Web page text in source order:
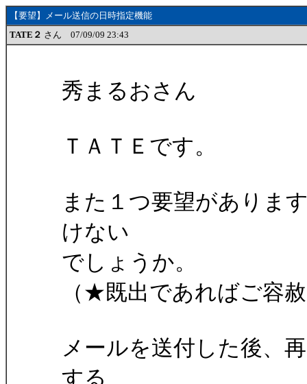
【要望】メール送信の日時指定機能
TATE２ さん 07/09/09 23:43
秀まるおさん
ＴＡＴＥです。
また１つ要望がありま
けない
でしょうか。
（★既出であればご容
メールを送付した後、
する